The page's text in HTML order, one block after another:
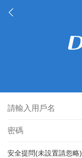
安全提問(未設置請忽略)